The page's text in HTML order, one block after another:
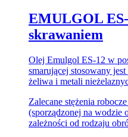
EMULGOL
skrawaniem
Olej Emulgol ES-12 w
smarującej stosowany
żeliwa i metali
Zalecane stężenia
(sporządzonej na wodzie
zależności od rodzaju